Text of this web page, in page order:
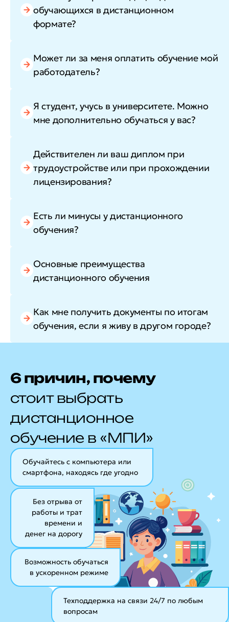
обучающихся в дистанционном
формате?
Может ли за меня оплатить обучение мой
работодатель?
Я студент, учусь в университете. Можно
мне дополнительно обучаться у вас?
Действителен ли ваш диплом при
трудоустройстве или при прохождении
лицензирования?
Есть ли минусы у дистанционного
обучения?
Основные преимущества
дистанционного обучения
Как мне получить документы по итогам
обучения, если я живу в другом городе?
6 причин, почему
стоит выбрать
дистанционное
обучение в «МПИ»
Обучайтесь с компьютера или
смартфона, находясь где угодно
Возможность обучаться
в ускоренном режиме
Без отрыва от
работы и трат
времени и
денег на дорогу
Техподдержка на связи 24/7 по любым
вопросам